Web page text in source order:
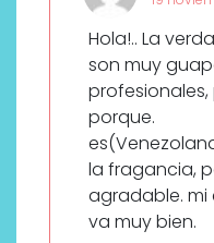
Hola!.. La
son muy
porque.
la fragancia,
agradable. mi
va muy bien.